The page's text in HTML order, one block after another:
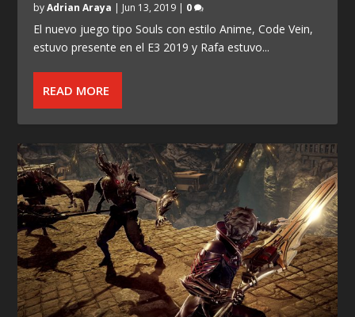
byAdrian Araya | Jun 13, 2019 | 0
El nuevo juego tipo Souls con estilo Anime, Code Vein,
estuvo presente en el E3 2019 y Rafa estuvo...
READ MORE